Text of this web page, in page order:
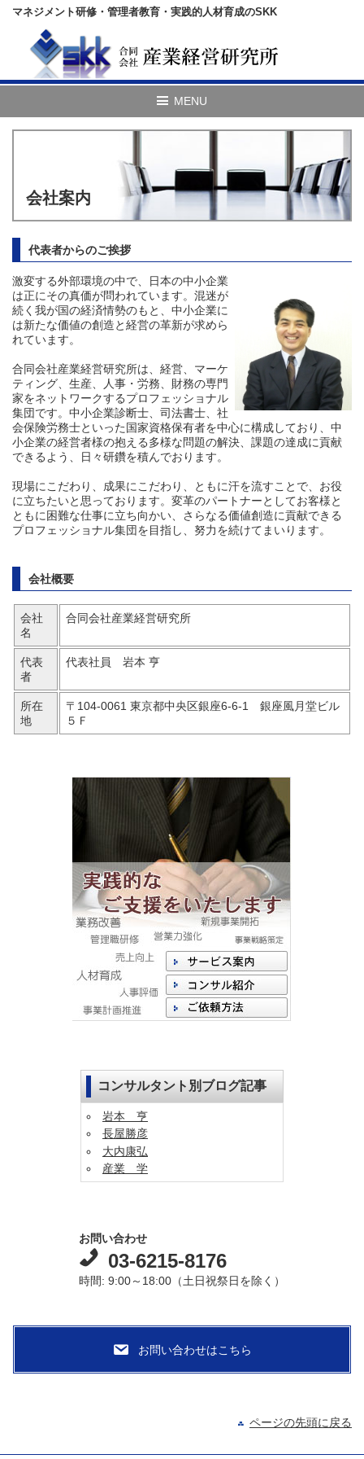
マネジメント研修・管理者教育・実践的人材育成のSKK
会社案内
代表者からのご挨拶
激変する外部環境の中で、日本の中小企業
は正にその真価が問われています。混迷が
続く我が国の経済情勢のもと、中小企業に
は新たな価値の創造と経営の革新が求めら
れています。
合同会社産業経営研究所は、経営、マーケ
ティング、生産、人事・労務、財務の専門
家をネットワークするプロフェッショナル
集団です。中小企業診断士、司法書士、社
会保険労務士といった国家資格保有者を中心に構成しており、中
小企業の経営者様の抱える多様な問題の解決、課題の達成に貢献
できるよう、日々研鑽を積んでおります。
現場にこだわり、成果にこだわり、ともに汗を流すことで、お役
に立ちたいと思っております。変革のパートナーとしてお客様と
ともに困難な仕事に立ち向かい、さらなる価値創造に貢献できる
プロフェッショナル集団を目指し、努力を続けてまいります。
会社概要
会社
名
合同会社産業経営研究所
代表
者
代表社員 岩本 亨
所在
地
〒104-0061 東京都中央区銀座6-6-1 銀座風月堂ビル
５Ｆ
コンサルタント別ブログ記事
岩本 亨
長屋勝彦
大内康弘
産業 学
お問い合わせ
03-6215-8176
時間: 9:00～18:00（土日祝祭日を除く）
ページの先頭に戻る